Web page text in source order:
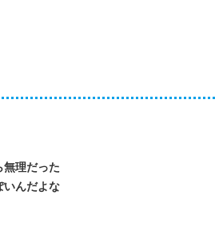
無理だった
いんだよな